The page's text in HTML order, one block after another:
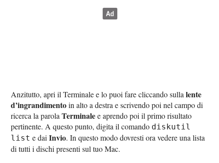
Anzitutto, apri il Terminale e lo puoi fare cliccando sullalente
d’ingrandimentoin alto a destra e scrivendo poi nel campo di
ricerca la parolaTerminalee aprendo poi il primo risultato
pertinente. A questo punto, digita il comando diskutil
list e daiInvio. In questo modo dovresti ora vedere una lista
di tutti i dischi presenti sul tuo Mac.